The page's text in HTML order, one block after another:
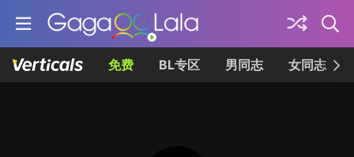
免费 BL专区 男同志 女同志